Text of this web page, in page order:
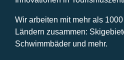
Wir arbeiten mit mehr als
Ländern zusammen:
Schwimmbäder und mehr.